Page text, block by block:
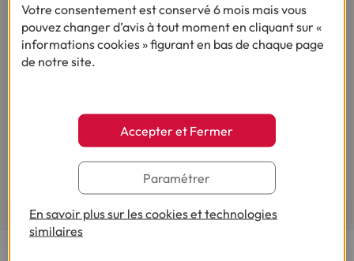
Pour votre besoin de crédit, vous trouverez chez
Cofidis le service qui fait toute la différence.
Lire les avis de nos clients
Votre consentement est conservé 6 mois mais vous
pouvez changer d’avis à tout moment en cliquant sur «
informations cookies » figurant en bas de chaque page
de notre site.
Accepter et Fermer
Paramétrer
En savoir plus sur les cookies et technologies
similaires